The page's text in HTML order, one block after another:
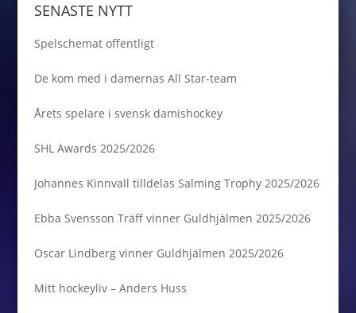
SENASTE NYTT
Spelschemat offentligt
De kom med i damernas All Star-team
Årets spelare i svensk damishockey
SHL Awards 2025/2026
Johannes Kinnvall tilldelas Salming Trophy 2025/2026
Ebba Svensson Träff vinner Guldhjälmen 2025/2026
Oscar Lindberg vinner Guldhjälmen 2025/2026
Mitt hockeyliv – Anders Huss